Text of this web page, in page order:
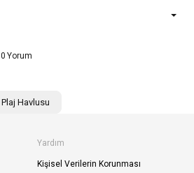
0
Plaj Havlusu
Yardım
Kişisel Verilerin Korunması